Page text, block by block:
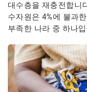
대수층을 재충전합니
수자원은 4%에 불과
부족한 나라 중 하나